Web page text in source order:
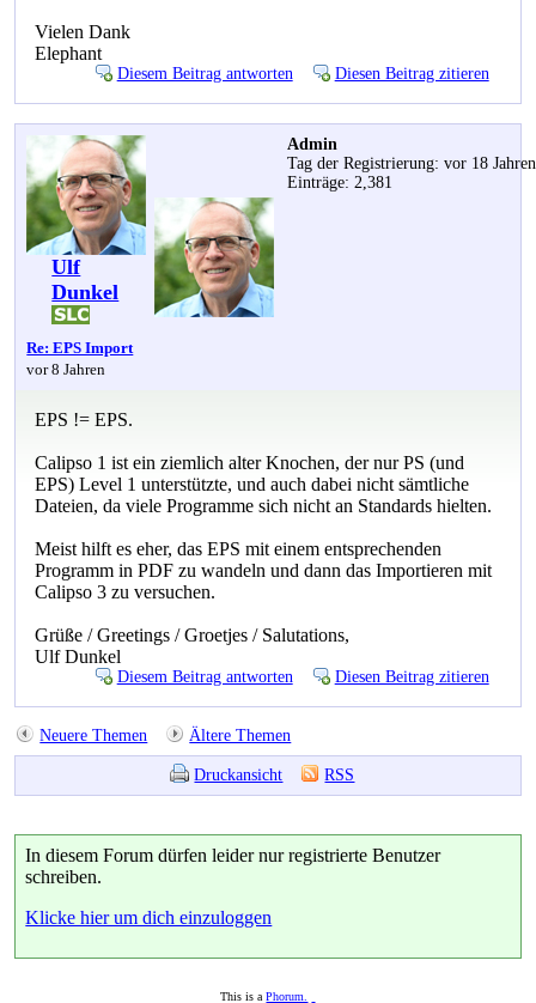
Vielen Dank
Elephant
Diesem Beitrag antworten Diesen Beitrag zitieren
Ulf
Dunkel
Re: EPS Import
vor 8 Jahren
Admin
Tag der Registrierung: vor 18 Jahren
Einträge: 2,381
EPS != EPS.
Calipso 1 ist ein ziemlich alter Knochen, der nur PS (und
EPS) Level 1 unterstützte, und auch dabei nicht sämtliche
Dateien, da viele Programme sich nicht an Standards hielten.
Meist hilft es eher, das EPS mit einem entsprechenden
Programm in PDF zu wandeln und dann das Importieren mit
Calipso 3 zu versuchen.
Grüße / Greetings / Groetjes / Salutations,
Ulf Dunkel
Diesem Beitrag antworten Diesen Beitrag zitieren
Neuere Themen Ältere Themen
Druckansicht RSS
In diesem Forum dürfen leider nur registrierte Benutzer
schreiben.
Klicke hier um dich einzuloggen
This is aPhorum.